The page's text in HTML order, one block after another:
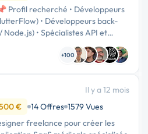
Profil recherché • Développeurs
• Développeurs back-
• Spécialistes API et
Zapier) • UI/UX designer
+100
Il y a 12 mois
€ 14 Offres 1579 Vues
freelance pour créer les